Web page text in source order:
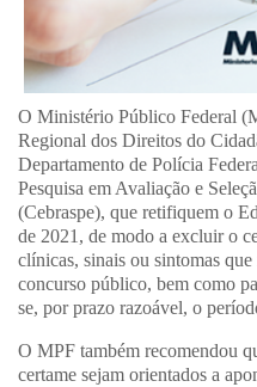
O Ministério Público Federal
Regional dos Direitos do
Departamento de Polícia
Pesquisa em Avaliação e
(Cebraspe), que retifiquem o
de 2021, de modo a excluir o
clínicas, sinais ou sintomas
concurso público, bem como
se, por prazo razoável, o
O MPF também recomendou
certame sejam orientados a